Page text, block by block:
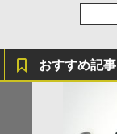
おすすめ記事